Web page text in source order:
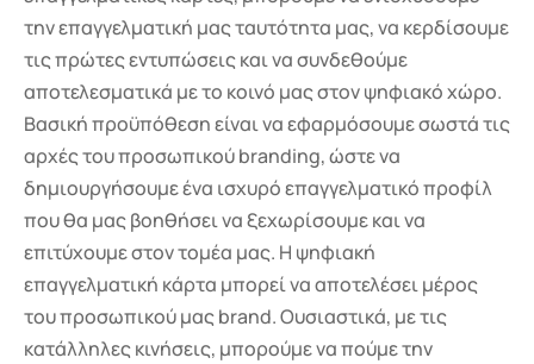
την επαγγελματική μας ταυτότητα μας, να κερδίσουμε
τις πρώτες εντυπώσεις και να συνδεθούμε
αποτελεσματικά με το κοινό μας στον ψηφιακό χώρο.
Βασική προϋπόθεση είναι να εφαρμόσουμε σωστά τις
αρχές του προσωπικού branding, ώστε να
δημιουργήσουμε ένα ισχυρό επαγγελματικό προφίλ
που θα μας βοηθήσει να ξεχωρίσουμε και να
επιτύχουμε στον τομέα μας. Η ψηφιακή
επαγγελματική κάρτα μπορεί να αποτελέσει μέρος
του προσωπικού μας brand. Ουσιαστικά, με τις
κατάλληλες κινήσεις, μπορούμε να πούμε την